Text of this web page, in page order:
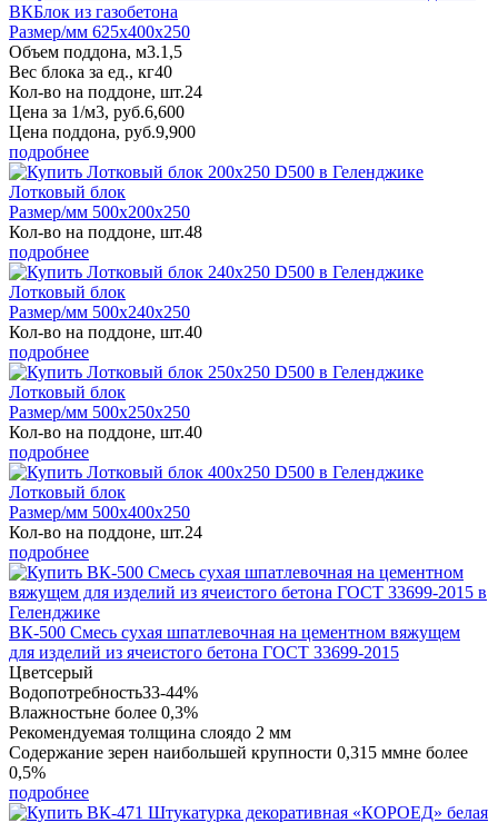
ВКБлок из газобетона
Размер/мм 625x400x250
Объем поддона, м3.1,5
Вес блока за ед., кг40
Кол-во на поддоне, шт.24
Цена за 1/м3, руб.6,600
Цена поддона, руб.9,900
подробнее
Лотковый блок
Размер/мм 500x200x250
Кол-во на поддоне, шт.48
подробнее
Лотковый блок
Размер/мм 500x240x250
Кол-во на поддоне, шт.40
подробнее
Лотковый блок
Размер/мм 500x250x250
Кол-во на поддоне, шт.40
подробнее
Лотковый блок
Размер/мм 500x400x250
Кол-во на поддоне, шт.24
подробнее
ВК-500 Смесь сухая шпатлевочная на цементном вяжущем
для изделий из ячеистого бетона ГОСТ 33699-2015
Цветсерый
Водопотребность33-44%
Влажностьне более 0,3%
Рекомендуемая толщина слоядо 2 мм
Содержание зерен наибольшей крупности 0,315 ммне более
0,5%
подробнее